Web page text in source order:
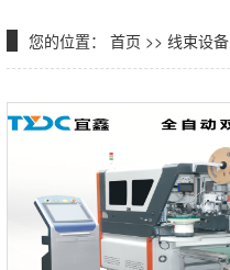
您的位置： 首页 >> 线束设备